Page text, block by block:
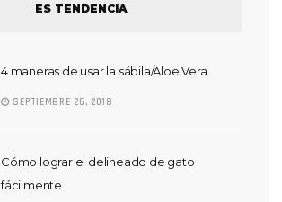
ES TENDENCIA
4 maneras de usar la sábila/Aloe Vera
SEPTIEMBRE 26, 2018
Cómo lograr el delineado de gato
fácilmente